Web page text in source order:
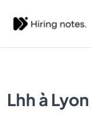
Lhh à